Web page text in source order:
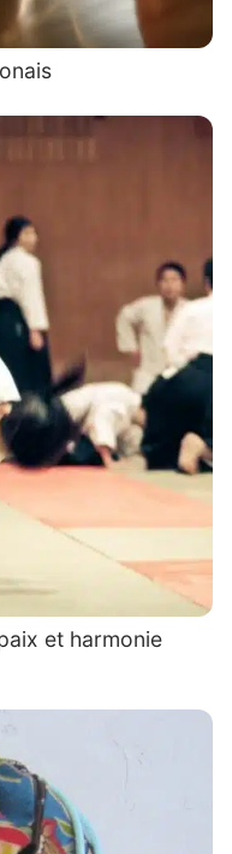
et harmonie